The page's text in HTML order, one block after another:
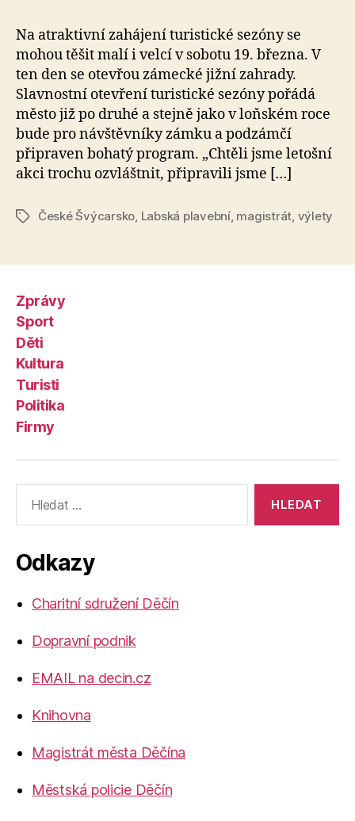
Na atraktivní zahájení turistické sezóny se
mohou těšit malí i velcí v sobotu 19. března. V
ten den se otevřou zámecké jižní zahrady.
Slavnostní otevření turistické sezóny pořádá
město již po druhé a stejně jako v loňském roce
bude pro návštěvníky zámku a podzámčí
připraven bohatý program. „Chtěli jsme letošní
akci trochu ozvláštnit, připravili jsme […]
ŠtítkyČeské Švýcarsko, Labská plavební, magistrát, výlety
Zprávy
Sport
Děti
Kultura
Turisti
Politika
Firmy
vyhledávání:
Odkazy
Charitní sdružení Děčín
Dopravní podnik
EMAIL na decin.cz
Knihovna
Magistrát města Děčína
Městská policie Děčín